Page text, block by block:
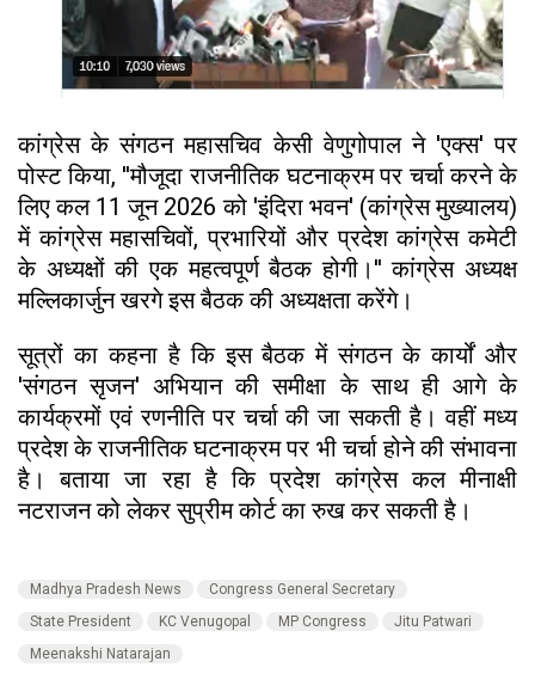
कांग्रेस के संगठन महासचिव केसी वेणुगोपाल ने 'एक्स' पर
पोस्ट किया, ''मौजूदा राजनीतिक घटनाक्रम पर चर्चा करने के
लिए कल 11 जून 2026 को 'इंदिरा भवन' (कांग्रेस मुख्यालय)
में कांग्रेस महासचिवों, प्रभारियों और प्रदेश कांग्रेस कमेटी
के अध्यक्षों की एक महत्वपूर्ण बैठक होगी।'' कांग्रेस अध्यक्ष
मल्लिकार्जुन खरगे इस बैठक की अध्यक्षता करेंगे।
सूत्रों का कहना है कि इस बैठक में संगठन के कार्यों और
'संगठन सृजन' अभियान की समीक्षा के साथ ही आगे के
कार्यक्रमों एवं रणनीति पर चर्चा की जा सकती है। वहीं मध्य
प्रदेश के राजनीतिक घटनाक्रम पर भी चर्चा होने की संभावना
है। बताया जा रहा है कि प्रदेश कांग्रेस कल मीनाक्षी
नटराजन को लेकर सुप्रीम कोर्ट का रुख कर सकती है।
Madhya Pradesh News
Congress General Secretary
State President
KC Venugopal MP Congress
Jitu Patwari
Meenakshi Natarajan